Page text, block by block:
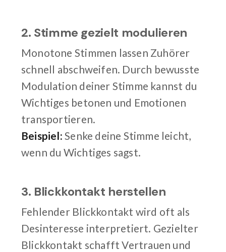
2. Stimme gezielt modulieren
Monotone Stimmen lassen Zuhörer
schnell abschweifen. Durch bewusste
Modulation deiner Stimme kannst du
Wichtiges betonen und Emotionen
transportieren.
Beispiel: Senke deine Stimme leicht,
wenn du Wichtiges sagst.
3. Blickkontakt herstellen
Fehlender Blickkontakt wird oft als
Desinteresse interpretiert. Gezielter
Blickkontakt schafft Vertrauen und